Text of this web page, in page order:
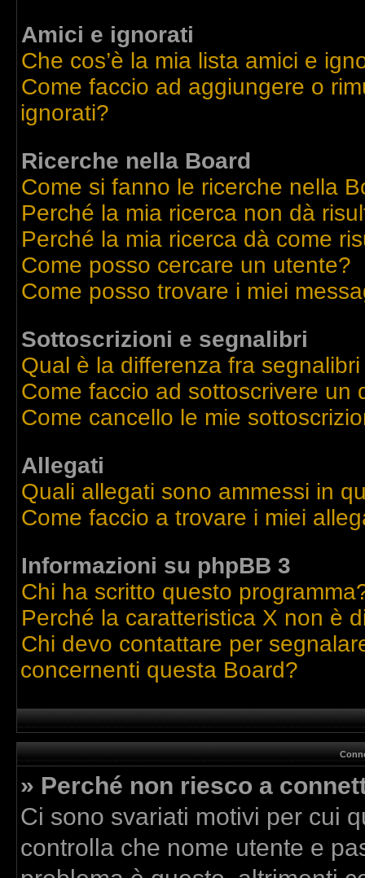
Amici e ignorati
Che cos’è la mia lista amici e
Come faccio ad aggiungere o
ignorati?
Ricerche nella Board
Come si fanno le ricerche nella
Perché la mia ricerca non dà
Perché la mia ricerca dà come
Come posso cercare un utente?
Come posso trovare i miei
Sottoscrizioni e segnalibri
Qual è la differenza fra
Come faccio ad sottoscrivere un
Come cancello le mie
Allegati
Quali allegati sono ammessi in
Come faccio a trovare i miei
Informazioni su phpBB 3
Chi ha scritto questo
Perché la caratteristica X non è
Chi devo contattare per
concernenti questa Board?
» Perché non riesco a
Ci sono svariati motivi per cui
controlla che nome utente e